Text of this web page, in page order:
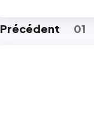
Précédent 01